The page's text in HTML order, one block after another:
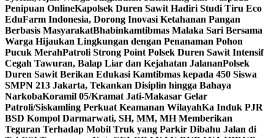
Penipuan OnlineKapolsek Duren Sawit Hadiri Studi Tiru Eco
EduFarm Indonesia, Dorong Inovasi Ketahanan Pangan
Berbasis MasyarakatBhabinkamtibmas Malaka Sari Bersama
Warga Hijaukan Lingkungan dengan Penanaman Pohon
Pucuk MerahPatroli Strong Point Polsek Duren Sawit Intensif
Cegah Tawuran, Balap Liar dan Kejahatan JalananPolsek
Duren Sawit Berikan Edukasi Kamtibmas kepada 450 Siswa
SMPN 213 Jakarta, Tekankan Disiplin hingga Bahaya
NarkobaKoramil 05/Kramat Jati-Makasar Gelar
Patroli/Siskamling Perkuat Keamanan WilayahKa Induk PJR
BSD Kompol Darmarwati, SH, MM, MH Memberikan
Teguran Terhadap Mobil Truk yang Parkir Dibahu Jalan di